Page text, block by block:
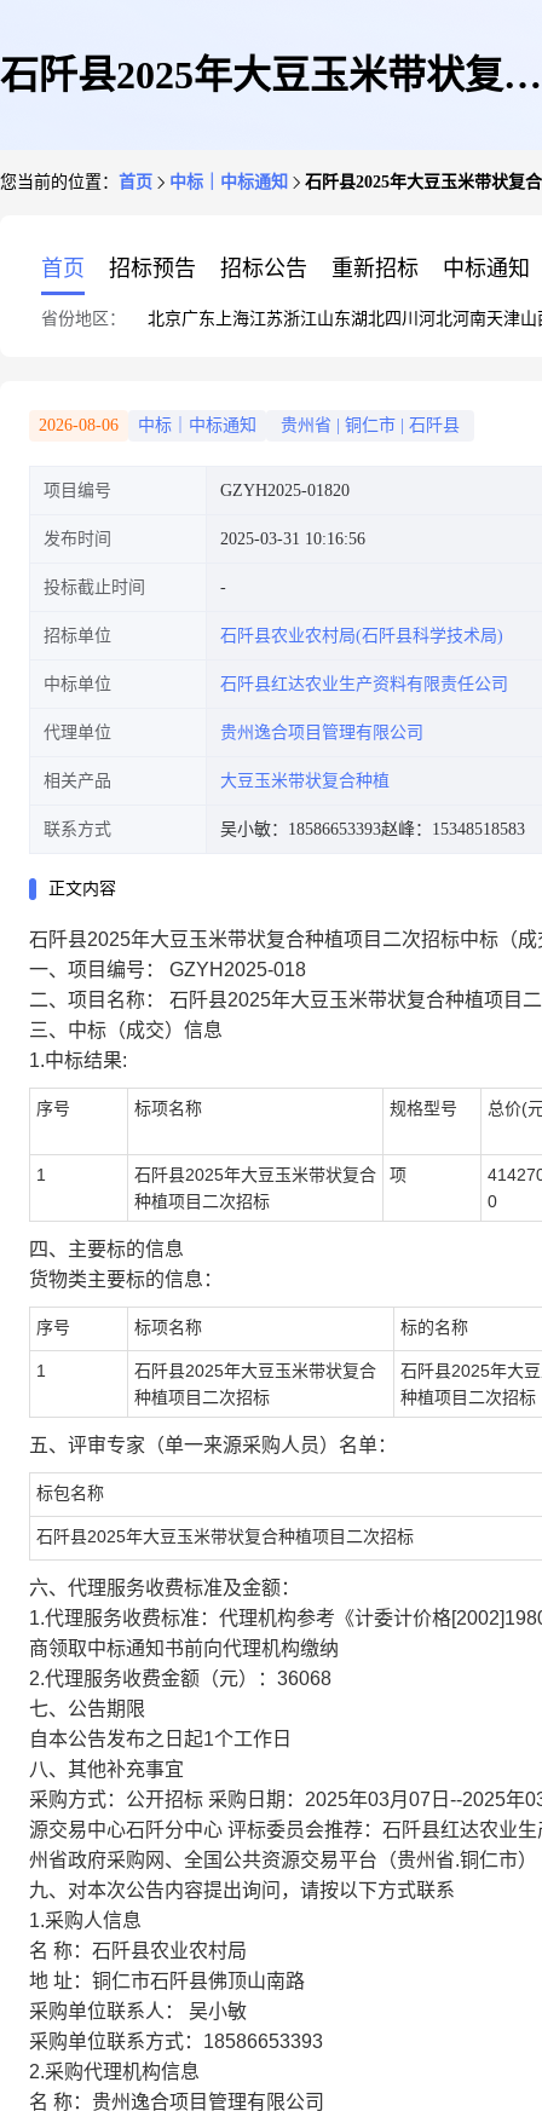
石阡县2025年大豆玉米带状复合
您当前的位置： 首页 中标｜中标通知 石阡县2025年大豆玉米带状复
首页 招标预告 招标公告 重新招标 中标通知
省份地区： 北京广东 上海江苏浙江山东湖北四川 河北河南天津山
2026-08-06 中标｜中标通知 贵州省 铜仁市 石阡县
项目编号 GZYH2025-01820
发布时间 2025-03-31 10:16:56
投标截止时间
招标单位 石阡县农业农村局(石阡县科学技术局)
中标单位 石阡县红达农业生产资料有限责任公司
代理单位 贵州逸合项目管理有限公司
相关产品 大豆玉米带状复合种植
联系方式 吴小敏：18586653393赵峰：15348518583
正文内容
石阡县2025年大豆玉米带状复合种植项目二次招标中标（成
一、项目编号： GZYH2025-018
二、项目名称： 石阡县2025年大豆玉米带状复合种植项目
三、中标（成交）信息
1.中标结果:
序号 标项名称 规格型号 总价(
1
石阡县2025年大豆玉米带状复合
种植项目二次招标
项
0
四、主要标的信息
货物类主要标的信息：
序号 标项名称 标的名称
1
石阡县2025年大豆玉米带状复合
种植项目二次招标
石阡县2025年大
种植项目二次招标
五、评审专家（单一来源采购人员）名单：
标包名称
石阡县2025年大豆玉米带状复合种植项目二次招标
六、代理服务收费标准及金额：
1.代理服务收费标准：代理机构参考《计委计价格
商领取中标通知书前向代理机构缴纳
2.代理服务收费金额（元）：36068
七、公告期限
自本公告发布之日起1个工作日
八、其他补充事宜
采购方式：公开招标 采购日期：2025年03月07日--2025年
源交易中心石阡分中心 评标委员会推荐：石阡县红达农业
州省政府采购网、全国公共资源交易平台（贵州省.铜仁市）
九、对本次公告内容提出询问，请按以下方式联系
1.采购人信息
名 称：石阡县农业农村局
地 址：铜仁市石阡县佛顶山南路
采购单位联系人： 吴小敏
采购单位联系方式：18586653393
2.采购代理机构信息
名 称：贵州逸合项目管理有限公司